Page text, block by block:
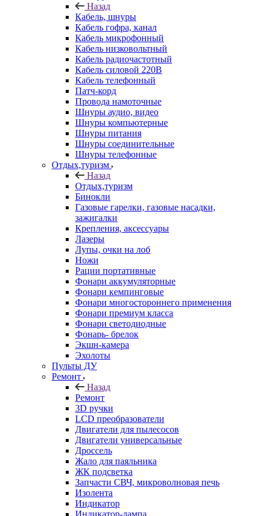
Назад
Кабель, шнуры
Кабель гофра, канал
Кабель микрофонный
Кабель низковольтный
Кабель радиочастотный
Кабель силовой 220В
Кабель телефонный
Патч-корд
Провода намоточные
Шнуры аудио, видео
Шнуры компьютерные
Шнуры питания
Шнуры соединительные
Шнуры телефонные
Отдых,туризм
Назад
Отдых,туризм
Бинокли
Газовые гарелки, газовые насадки,
зажигалки
Крепления, аксессуары
Лазеры
Лупы, очки на лоб
Ножи
Рации портативные
Фонари аккумуляторные
Фонари кемпинговые
Фонари многостороннего применения
Фонари премиум класса
Фонари светодиодные
Фонарь- брелок
Экшн-камера
Эхолоты
Пульты ДУ
Ремонт
Назад
Ремонт
3D ручки
LCD преобразователи
Двигатели для пылесосов
Двигатели универсальные
Дроссель
Жало для паяльника
ЖК подсветка
Запчасти СВЧ, микроволновая печь
Изолента
Индикатор
Индикатор-лампа